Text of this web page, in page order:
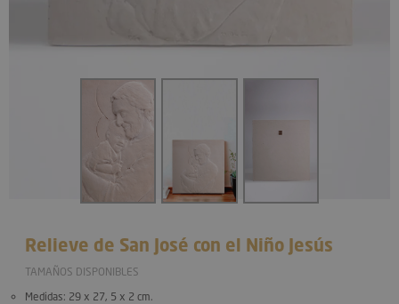
Relieve de San José con el Niño Jesús
TAMAÑOS DISPONIBLES
Medidas: 29 x 27, 5 x 2 cm.